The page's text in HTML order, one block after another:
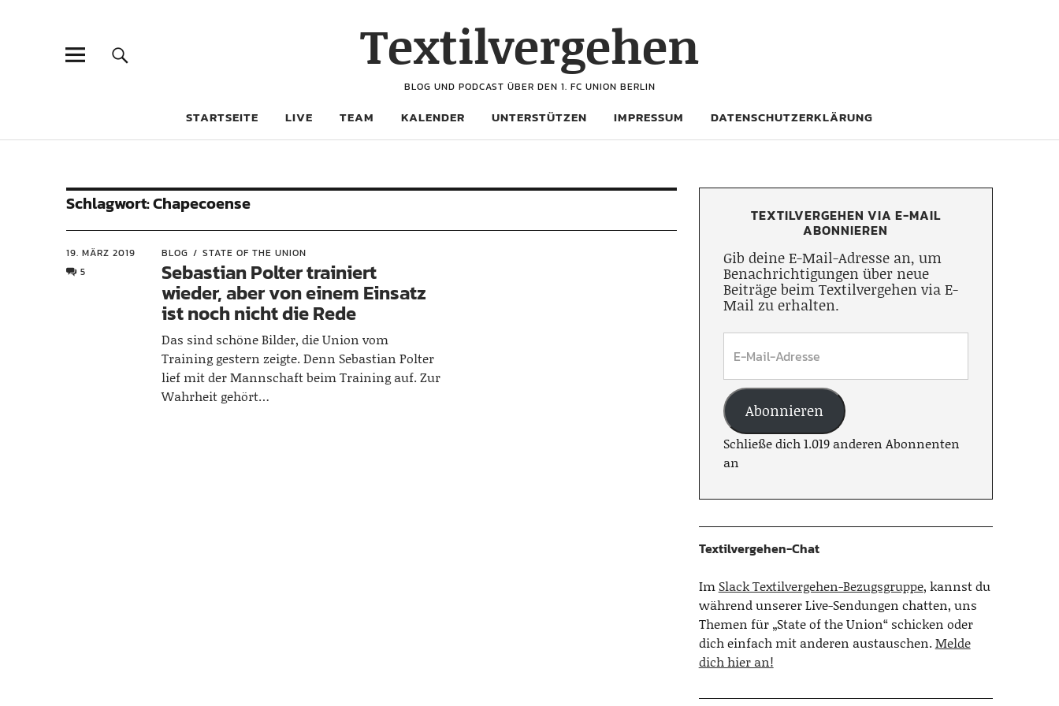
Textilvergehen
BLOG UND PODCAST ÜBER DEN 1. FC UNION BERLIN
STARTSEITE LIVE TEAM KALENDER UNTERSTÜTZEN IMPRESSUM DATENSCHUTZERKLÄRUNG
Schlagwort:Chapecoense
19. MÄRZ 2019
5
BLOG STATE OF THE UNION
Sebastian Polter trainiert
wieder, aber von einem Einsatz
ist noch nicht die Rede
Das sind schöne Bilder, die Union vom
Training gestern zeigte. Denn Sebastian Polter
lief mit der Mannschaft beim Training auf. Zur
Wahrheit gehört…
TEXTILVERGEHEN VIA E-MAIL
ABONNIEREN
Gib deine E-Mail-Adresse an, um
Benachrichtigungen über neue
Beiträge beim Textilvergehen via E-
Mail zu erhalten.
Abonnieren
Schließe dich 1.019 anderen Abonnenten
an
Textilvergehen-Chat
Im Slack Textilvergehen-Bezugsgruppe, kannst du
während unserer Live-Sendungen chatten, uns
Themen für „State of the Union“ schicken oder
dich einfach mit anderen austauschen.Melde
dich hier an!